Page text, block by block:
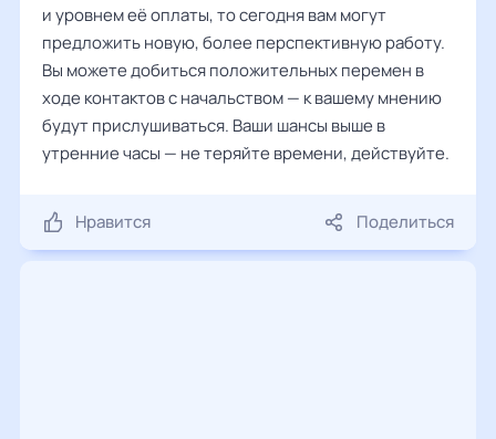
и уровнем её оплаты, то сегодня вам могут
предложить новую, более перспективную работу.
Вы можете добиться положительных перемен в
ходе контактов с начальством — к вашему мнению
будут прислушиваться. Ваши шансы выше в
утренние часы — не теряйте времени, действуйте.
Нравится Поделиться